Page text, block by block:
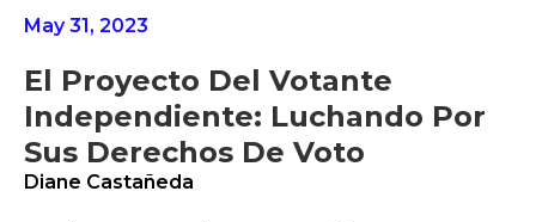
May 31, 2023
El Proyecto Del Votante
Independiente: Luchando Por
Sus Derechos De Voto
Diane Castañeda